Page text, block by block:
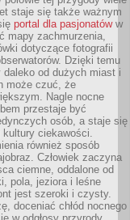
staje się także ważnym
portal dla pasjonatóww
mapy zachmurzenia,
dotyczące fotografii
Dzięki temu
od dużych miast i
może czuć, że
Nagle nocne
przestaje być
osób, a staje się
ciekawości.
również sposób
Człowiek zaczyna
ciemne, oddalone od
pola, jeziora i leśne
jest szeroki i czysty.
doceniać chłód nocnego